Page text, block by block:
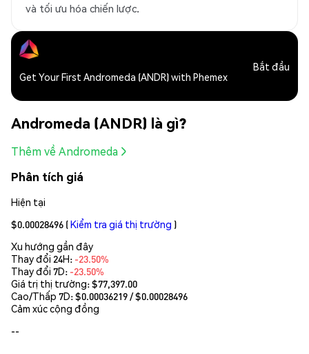
và tối ưu hóa chiến lược.
Get Your First Andromeda (ANDR) with Phemex
Bắt đầu
Andromeda (ANDR) là gì?
Thêm về Andromeda
Phân tích giá
Hiện tại
$0.00028496 (Kiểm tra giá thị trường )
Xu hướng gần đây
Thay đổi 24H: -23.50%
Thay đổi 7D: -23.50%
Giá trị thị trường:$77,397.00
Cao/Thấp 7D: $0.00036219/ $0.00028496
Cảm xúc cộng đồng
--